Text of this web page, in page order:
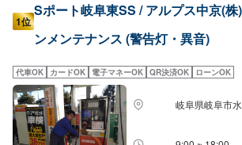
1位
Sポート岐阜東SS / アルプス中京(
ンメンテナンス (警告灯・異音)
代車OK カードOK 電子マネーOK QR決済OK ローンOK
岐阜県岐阜市